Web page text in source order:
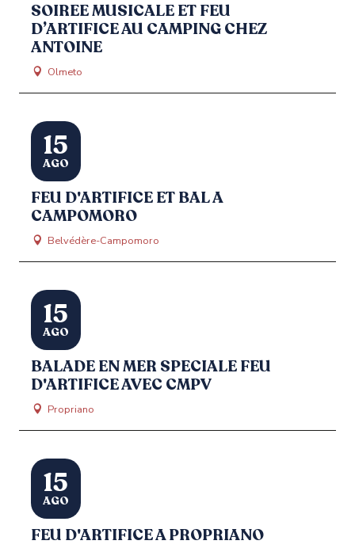
SOIREE MUSICALE ET FEU
D’ARTIFICE AU CAMPING CHEZ
ANTOINE
Olmeto
15
AGO
FEU D'ARTIFICE ET BAL A
CAMPOMORO
Belvédère-Campomoro
15
AGO
BALADE EN MER SPECIALE FEU
D'ARTIFICE AVEC CMPV
Propriano
15
AGO
FEU D'ARTIFICE A PROPRIANO